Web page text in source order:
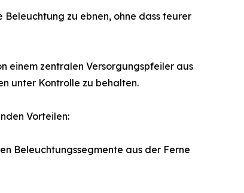
zu ebnen, ohne dass teurer
einem zentralen Versorgungspfeiler aus
unter Kontrolle zu behalten.
Vorteilen:
Beleuchtungssegmente aus der Ferne